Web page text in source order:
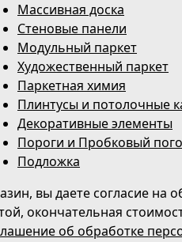
Массивная доска
Стеновые панели
Модульный паркет
Художественный паркет
Паркетная химия
Плинтусы и потолочные
Декоративные элементы
Пороги и Пробковый
Подложка
вы даете согласие на
окончательная
об обработке